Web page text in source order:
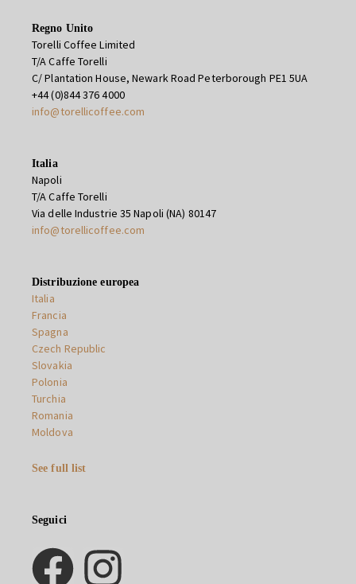
Regno Unito
Torelli Coffee Limited
T/A Caffe Torelli
C/ Plantation House, Newark Road Peterborough PE1 5UA
+44 (0)844 376 4000
info@torellicoffee.com
Italia
Napoli
T/A Caffe Torelli
Via delle Industrie 35 Napoli (NA) 80147
info@torellicoffee.com
Distribuzione europea
Italia
Francia
Spagna
Czech Republic
Slovakia
Polonia
Turchia
Romania
Moldova
See full list
Seguici